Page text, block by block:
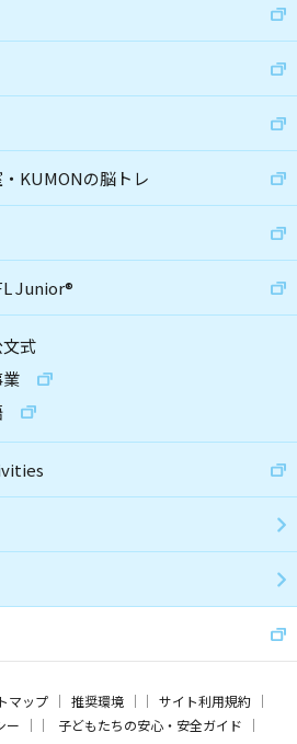
KUMONの脳トレ
Junior®
式
マップ 推奨環境
サイト利用規約
ー
子どもたちの安心・安全ガイド